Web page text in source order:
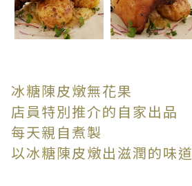
冰糖陳皮燉無花果
店員特別推介的自家出品
每天親自煮製
以冰糖陳皮燉出滋潤的味道